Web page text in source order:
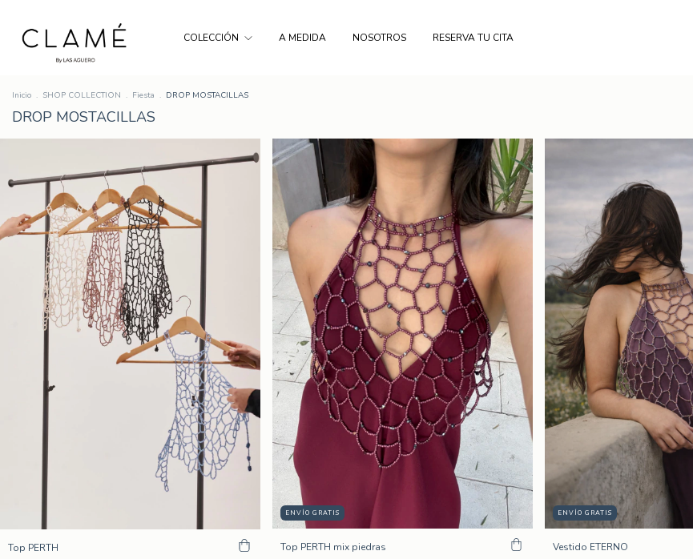
COLECCIÓN A MEDIDA NOSOTROS RESERVA TU CITA
Inicio . SHOP COLLECTION . Fiesta . DROP MOSTACILLAS
DROP MOSTACILLAS
Top PERTH
ENVÍO GRATIS
Top PERTH mix piedras
ENVÍO GRATIS
Vestido ETERNO